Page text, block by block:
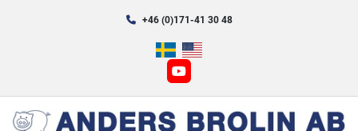
+46 (0)171-41 30 48
youtube